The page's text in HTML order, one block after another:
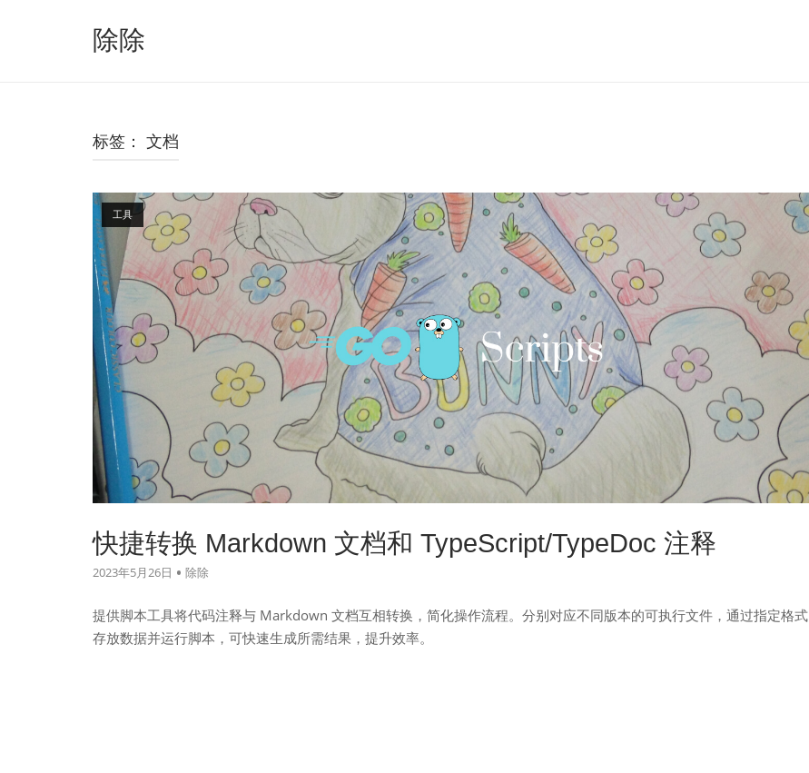
除除
标签： 文档
工具
Open post
快捷转换 Markdown 文档和 TypeScript/TypeDoc 注释
2023年5月26日 除除
提供脚本工具将代码注释与 Markdown 文档互相转换，简化操作流程。分别对应不同版本的可执行文件，通过指定格式
存放数据并运行脚本，可快速生成所需结果，提升效率。